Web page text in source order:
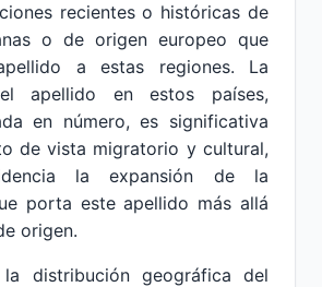
recientes o históricas de
o de origen europeo que
a estas regiones. La
apellido en estos países,
en número, es significativa
de vista migratorio y cultural,
la expansión de la
porta este apellido más allá
origen.
la distribución geográfica del